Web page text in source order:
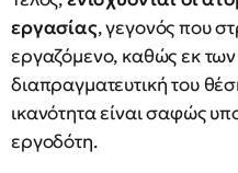
εργασίας, γεγονός που
εργαζόμενο, καθώς εκ
διαπραγματευτική του
ικανότητα είναι σαφώς
εργοδότη.